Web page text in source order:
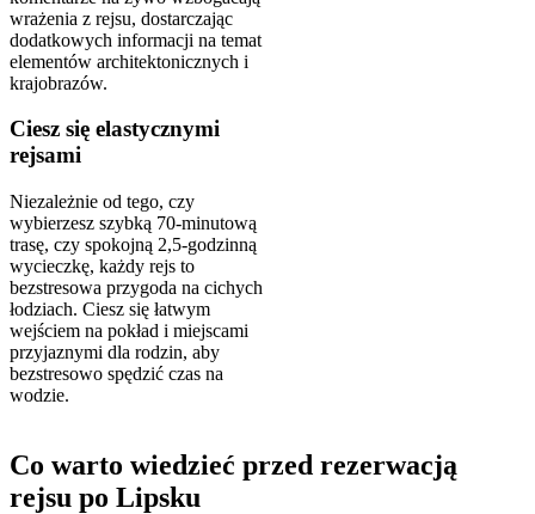
wrażenia z rejsu, dostarczając
dodatkowych informacji na temat
elementów architektonicznych i
krajobrazów.
Ciesz się elastycznymi
rejsami
Niezależnie od tego, czy
wybierzesz szybką 70-minutową
trasę, czy spokojną 2,5-godzinną
wycieczkę, każdy rejs to
bezstresowa przygoda na cichych
łodziach. Ciesz się łatwym
wejściem na pokład i miejscami
przyjaznymi dla rodzin, aby
bezstresowo spędzić czas na
wodzie.
Co warto wiedzieć przed rezerwacją
rejsu po Lipsku